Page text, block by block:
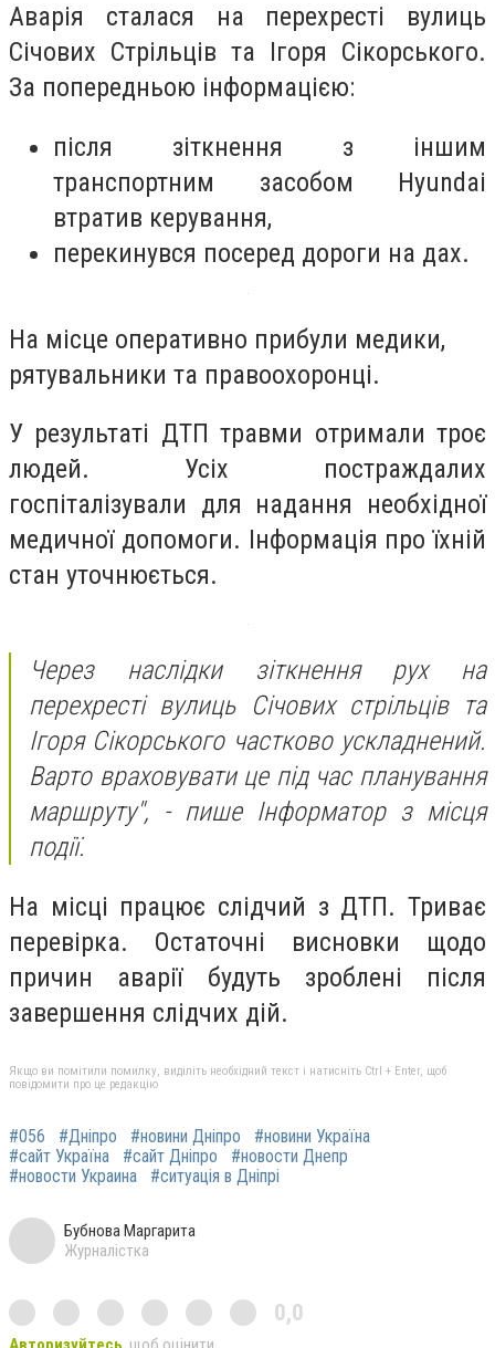
Аварія сталася на перехресті вулиць
Січових Стрільців та Ігоря Сікорського.
За попередньою інформацією:
після зіткнення з іншим
транспортним засобом Hyundai
втратив керування,
перекинувся посеред дороги на дах.
На місце оперативно прибули медики,
рятувальники та правоохоронці.
У результаті ДТП травми отримали троє
людей. Усіх постраждалих
госпіталізували для надання необхідної
медичної допомоги. Інформація про їхній
стан уточнюється.
Через наслідки зіткнення рух на
перехресті вулиць Січових стрільців та
Ігоря Сікорського частково ускладнений.
Варто враховувати це під час планування
маршруту", -пише Інформатор з місця
події.
На місці працює слідчий з ДТП. Триває
перевірка. Остаточні висновки щодо
причин аварії будуть зроблені після
завершення слідчих дій.
Якщо ви помітили помилку, виділіть необхідний текст і натисніть Ctrl + Enter, щоб
повідомити про це редакцію
#056 #Дніпро #новини Дніпро
#новини Україна
#сайт Україна
#сайт Дніпро
#новости Днепр
#новости Украина
#ситуація в Дніпрі
Бубнова Маргарита
Журналістка
0,0